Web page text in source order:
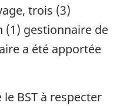
trois (3)
(1) gestionnaire de
a été apportée
le BST à respecter